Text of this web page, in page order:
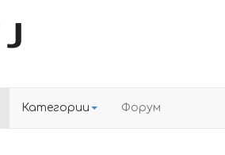
Категории Форум